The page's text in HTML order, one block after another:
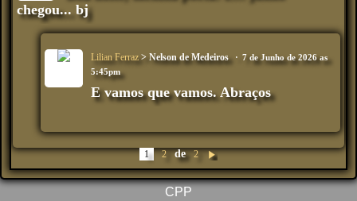
chegou... bj
Lilian Ferraz> Nelson de Medeiros
7 de Junho de 2026 as
5:45pm
E vamos que vamos. Abraços
1 2 de 2
Pr
óx
im
CPP